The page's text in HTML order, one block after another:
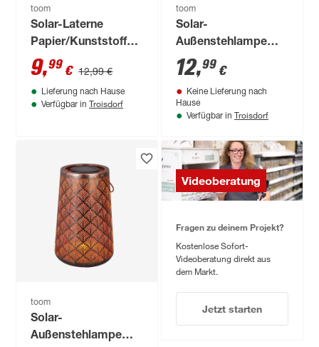
toom
Solar-Laterne
Papier/Kunststoff
grün Ø 300 cm
9,99 € 12,99 €
Lieferung nach Hause
Verfügbar in Troisdorf
toom
Solar-
Außenstehlampe
warmweiß IP 44 Ø
11 x 18 cm
12,99 €
Keine Lieferung nach
Hause
Verfügbar in Troisdorf
toom
Solar-
Außenstehlampe
Videoberatung
Fragen zu deinem Projekt?
Kostenlose Sofort-
Videoberatung direkt aus
dem Markt.
Jetzt starten